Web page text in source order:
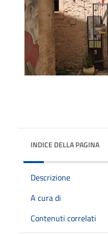
INDICE DELLA PAGINA
Descrizione
A cura di
Contenuti correlati